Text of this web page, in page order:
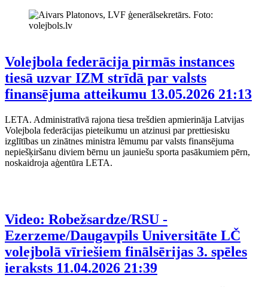
Volejbola federācija pirmās instances
tiesā uzvar IZM strīdā par valsts
finansējuma atteikumu 13.05.2026 21:13
LETA. Administratīvā rajona tiesa trešdien apmierināja Latvijas
Volejbola federācijas pieteikumu un atzinusi par prettiesisku
izglītības un zinātnes ministra lēmumu par valsts finansējuma
nepiešķiršanu diviem bērnu un jauniešu sporta pasākumiem pērn,
noskaidroja aģentūra LETA.
Video: Robežsardze/RSU -
Ezerzeme/Daugavpils Universitāte LČ
volejbolā vīriešiem finālsērijas 3. spēles
ieraksts 11.04.2026 21:39